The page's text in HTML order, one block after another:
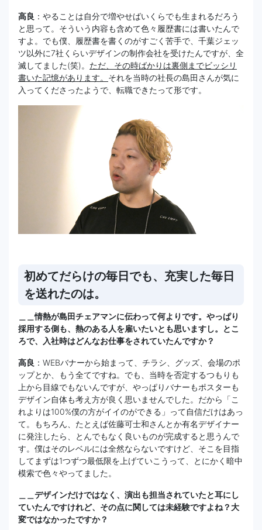
高良 ：やることは自分で増やせばいくらでも生まれるだろう
と思って。そういう内容も含めて色々履歴書には書いたんで
すよ。でも僕、履歴書を書くのがすごく苦手で、千葉ジェッ
ツ以外に7社くらいデザインの制作会社を受けたんですが、全
滅してました(笑)。 ただ、その時ばかりは裏側までビッシリ
書いた記憶があります。 それを当時の社長の島田さんが気に
入ってくださったようで、転職できたって形です。
初めてだらけの毎日でも、充実した毎日
を送れたのは。
＿＿情熱が島田チェアマンに伝わって何よりです。やっぱり
採用する側も、熱のある人を雇いたいとも思いますし。とこ
ろで、入社時はどんなお仕事をされていたんですか？
高良 ：WEBバナーから始まって、チラシ、グッズ、会場のポ
ップとか、もう全てですね。でも、当時を否定するつもりも
上から目線でもないんですが、やっぱりバナーもポスターも
デザイン自体も考え方が良く思いませんでした。だから「こ
れよりは100%僕の方がイイのができる」って自信だけはあっ
て。もちろん、たとえば佐藤可士和さんとか有名デザイナー
に発注したら、とんでもなく良いものが完成すると思うんで
す。僕はそのレベルには全然ならないですけど、そこを目指
してまずは1つずつ最低限を上げていこうって、とにかく暗中
模索で色々やってました。
＿＿デザインだけではなく、演出も担当されていたと耳にし
ていたんですけれど、その点に関しては未経験ですよね？大
変ではなかったですか？